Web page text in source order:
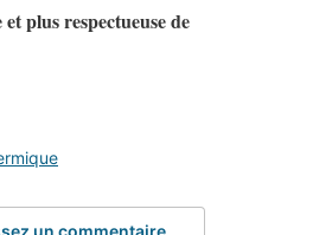
plus respectueuse de